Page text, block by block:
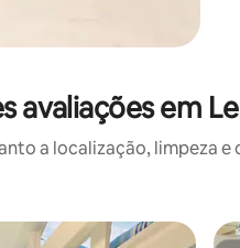
avaliações em
a localização, limpeza e